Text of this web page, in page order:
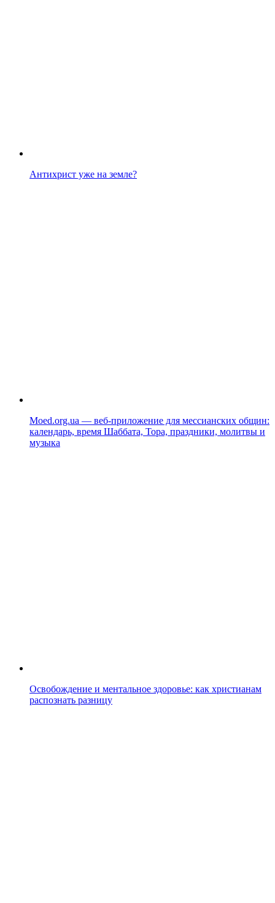
Антихрист уже на земле?
Moed.org.ua — веб-приложение для мессианских общин:
календарь, время Шаббата, Тора, праздники, молитвы и
музыка
Освобождение и ментальное здоровье: как христианам
распознать разницу